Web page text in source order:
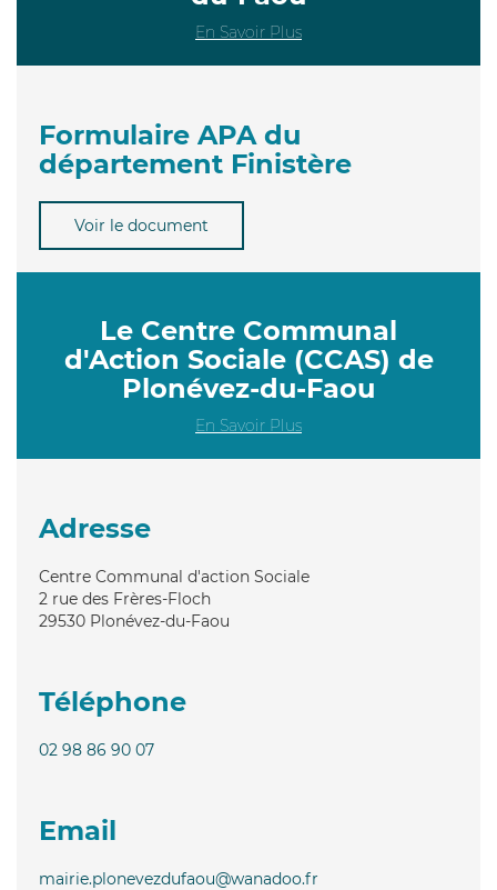
En Savoir Plus
Formulaire APA du
département Finistère
Voir le document
Le Centre Communal
d'Action Sociale (CCAS) de
Plonévez-du-Faou
En Savoir Plus
Adresse
Centre Communal d'action Sociale
2 rue des Frères-Floch
29530 Plonévez-du-Faou
Téléphone
02 98 86 90 07
Email
mairie.plonevezdufaou@wanadoo.fr